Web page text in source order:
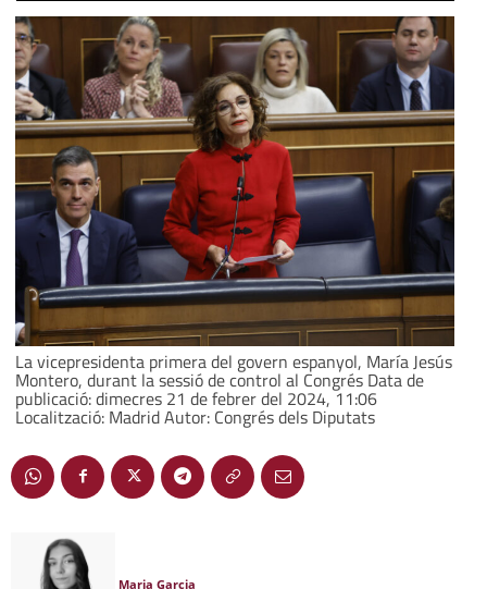
La vicepresidenta primera del govern espanyol, María Jesús
Montero, durant la sessió de control al Congrés Data de
publicació: dimecres 21 de febrer del 2024, 11:06
Localització: Madrid Autor: Congrés dels Diputats
Maria Garcia